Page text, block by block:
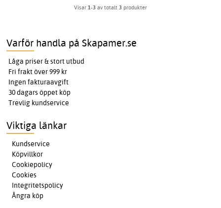
Visar 1-3 av totalt 3 produkter
Varför handla på Skapamer.se
Låga priser & stort utbud
Fri frakt över 999 kr
Ingen fakturaavgift
30 dagars öppet köp
Trevlig kundservice
Viktiga länkar
Kundservice
Köpvillkor
Cookiepolicy
Cookies
Integritetspolicy
Ångra köp